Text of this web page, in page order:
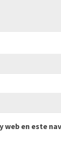
en este